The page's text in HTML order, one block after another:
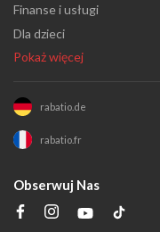
Finanse i usługi
Dla dzieci
Pokaż więcej
rabatio.de
rabatio.fr
Obserwuj Nas